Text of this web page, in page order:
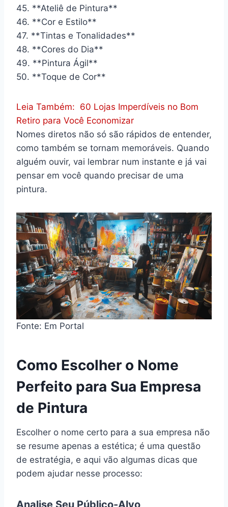
45. **Ateliê de Pintura**
46. **Cor e Estilo**
47. **Tintas e Tonalidades**
48. **Cores do Dia**
49. **Pintura Ágil**
50. **Toque de Cor**
Leia Também: 60 Lojas Imperdíveis no Bom
Retiro para Você Economizar
Nomes diretos não só são rápidos de entender,
como também se tornam memoráveis. Quando
alguém ouvir, vai lembrar num instante e já vai
pensar em você quando precisar de uma
pintura.
Fonte: Em Portal
Como Escolher o Nome
Perfeito para Sua Empresa
de Pintura
Escolher o nome certo para a sua empresa não
se resume apenas a estética; é uma questão
de estratégia, e aqui vão algumas dicas que
podem ajudar nesse processo: